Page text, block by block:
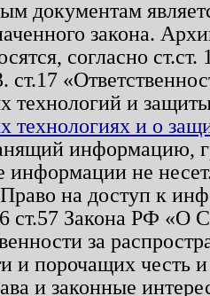
документам
закона.
согласно
ст.17
технологий и
и о
информацию,
информации не
на доступ к
ст.57 Закона РФ «О
за
и порочащих честь
и законные